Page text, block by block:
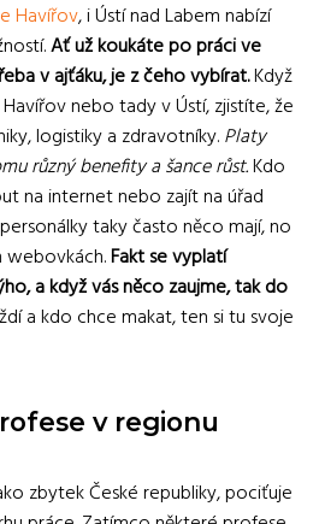
Havířov, i Ústí nad Labem nabízí
Ať už koukáte po práci ve
v ajťáku, je z čeho vybírat.Když
nebo tady v Ústí, zjistíte, že
logistiky a zdravotníky.Platy
různý benefity a šance růst.Kdo
na internet nebo zajít na úřad
taky často něco mají, no
webovkách.Fakt se vyplatí
a když vás něco zaujme, tak do
a kdo chce makat, ten si tu svoje
v regionu
zbytek České republiky, pociťuje